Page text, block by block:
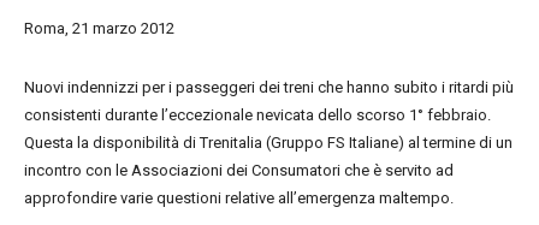
Roma, 21 marzo 2012
Nuovi indennizzi per i passeggeri dei treni che hanno subito i ritardi più
consistenti durante l’eccezionale nevicata dello scorso 1° febbraio.
Questa la disponibilità di Trenitalia (Gruppo FS Italiane) al termine di un
incontro con le Associazioni dei Consumatori che è servito ad
approfondire varie questioni relative all’emergenza maltempo.